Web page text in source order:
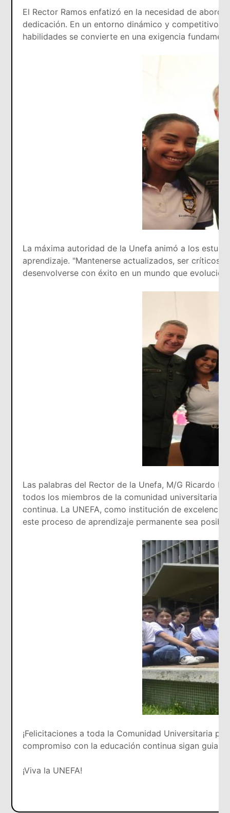
El Rector Ramos enfatizó en la necesidad de
dedicación. En un entorno dinámico y competitivo
habilidades se convierte en una exigencia
La máxima autoridad de la Unefa animó a los
aprendizaje. "Mantenerse actualizados, ser críticos
desenvolverse con éxito en un mundo que
Las palabras del Rector de la Unefa, M/G Ricardo
todos los miembros de la comunidad universitaria
continua. La UNEFA, como institución de
este proceso de aprendizaje permanente sea
¡Felicitaciones a toda la Comunidad Universitaria
compromiso con la educación continua sigan
¡Viva la UNEFA!